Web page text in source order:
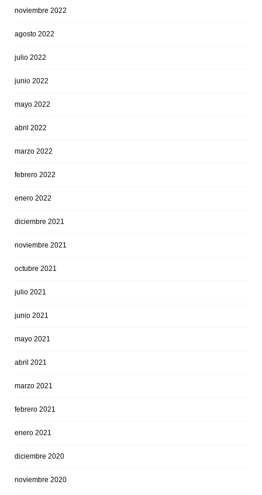
noviembre 2022
agosto 2022
julio 2022
junio 2022
mayo 2022
abril 2022
marzo 2022
febrero 2022
enero 2022
diciembre 2021
noviembre 2021
octubre 2021
julio 2021
junio 2021
mayo 2021
abril 2021
marzo 2021
febrero 2021
enero 2021
diciembre 2020
noviembre 2020